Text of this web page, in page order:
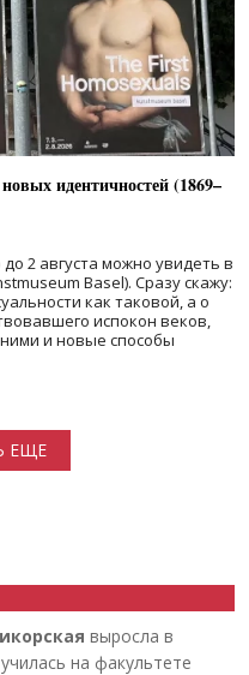
идентичностей (1869–
2 августа можно увидеть в
Basel). Сразу скажу:
как таковой, а о
испокон веков,
и новые способы
ЕЩЕ
выросла в
на факультете